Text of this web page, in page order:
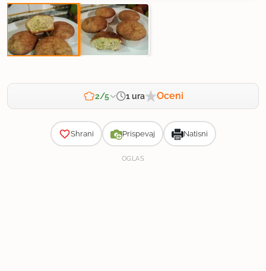
2/5 1 ura Oceni
Shrani Prispevaj Natisni
OGLAS